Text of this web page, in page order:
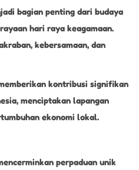
bagian penting dari budaya
hari raya keagamaan.
kebersamaan, dan
kontribusi signifikan
menciptakan lapangan
ekonomi lokal.
perpaduan unik